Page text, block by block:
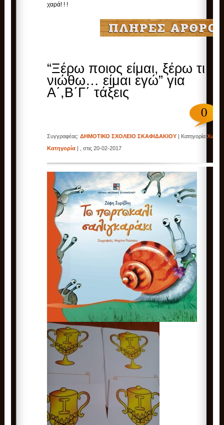
χαρά! ! !
“Ξέρω ποιος είμαι, ξέρω τι
νιώθω… είμαι εγώ” για
Α΄,Β΄Γ΄ τάξεις
0
Συγγραφέας:ΔΗΜΟΤΙΚΟ ΣΧΟΛΕΙΟ ΣΚΑΦΙΔΑΚΙΟΥ | ΚατηγορίαΧωρίς
Κατηγορία | , στις 20-02-2017